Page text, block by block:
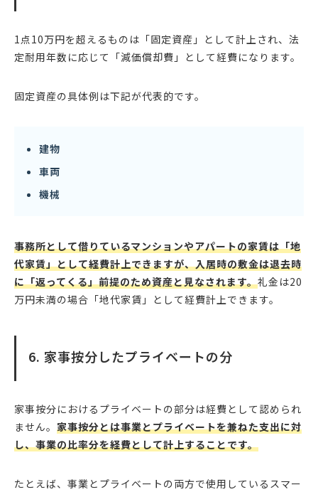
1点10万円を超えるものは「固定資産」として計上され、法
定耐用年数に応じて「減価償却費」として経費になります。
固定資産の具体例は下記が代表的です。
建物
車両
機械
事務所として借りているマンションやアパートの家賃は「地
代家賃」として経費計上できますが、入居時の敷金は退去時
に「返ってくる」前提のため資産と見なされます。礼金は20
万円未満の場合「地代家賃」として経費計上できます。
6. 家事按分したプライベートの分
家事按分におけるプライベートの部分は経費として認められ
ません。 家事按分とは事業とプライベートを兼ねた支出に対
し、事業の比率分を経費として計上することです。
たとえば、事業とプライベートの両方で使用しているスマー